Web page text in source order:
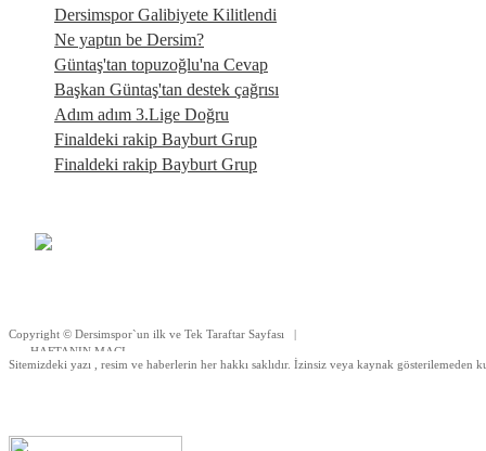
Dersimspor Galibiyete Kilitlendi
Ne yaptın be Dersim?
Güntaş'tan topuzoğlu'na Cevap
Başkan Güntaş'tan destek çağrısı
Adım adım 3.Lige Doğru
Finaldeki rakip Bayburt Grup
Finaldeki rakip Bayburt Grup
Copyright © Dersimspor`un ilk ve Tek Taraftar Sayfası |
HAFTANIN MACI
|
Sitemizdeki yazı , resim ve haberlerin her hakkı saklıdır. İzinsiz veya kaynak gösterilemeden